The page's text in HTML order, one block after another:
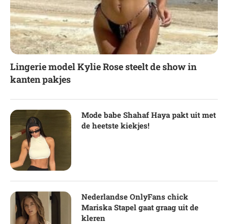
Lingerie model Kylie Rose steelt de show in
kanten pakjes
Mode babe Shahaf Haya pakt uit met
de heetste kiekjes!
Nederlandse OnlyFans chick
Mariska Stapel gaat graag uit de
kleren